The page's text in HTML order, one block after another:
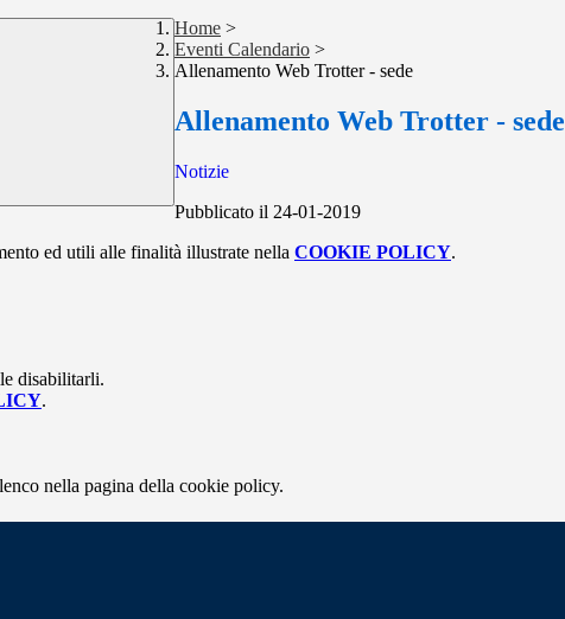
Home >
Eventi Calendario >
Allenamento Web Trotter - sede
Allenamento Web Trotter - sede
Notizie
Pubblicato il 24-01-2019
ed utili alle finalità illustrate nella COOKIE POLICY.
disabilitarli.
.
nella pagina della cookie policy.